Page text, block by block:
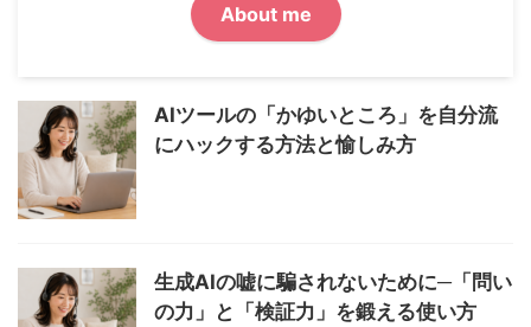
About me
AIツールの「かゆいところ」を自分流
にハックする方法と愉しみ方
生成AIの嘘に騙されないために─「問い
の力」と「検証力」を鍛える使い方